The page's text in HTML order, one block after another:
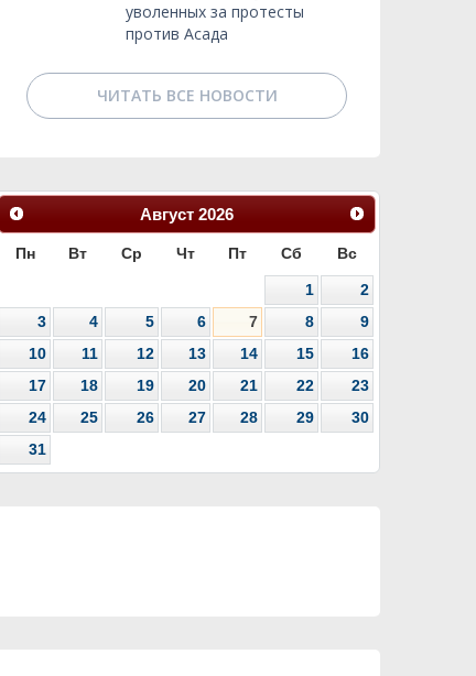
уволенных за протесты
против Асада
ЧИТАТЬ ВСЕ НОВОСТИ
Август 2026
Пн Вт Ср Чт Пт Сб Вс
1
2
3
4 5 6 7 8
9
10
11 12 13 14 15
16
17
18 19 20 21 22
23
24
25 26 27 28 29
30
31